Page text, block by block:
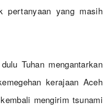
pertanyaan yang masih
Tuhan mengantarkan
kerajaan Aceh
mengirim tsunami